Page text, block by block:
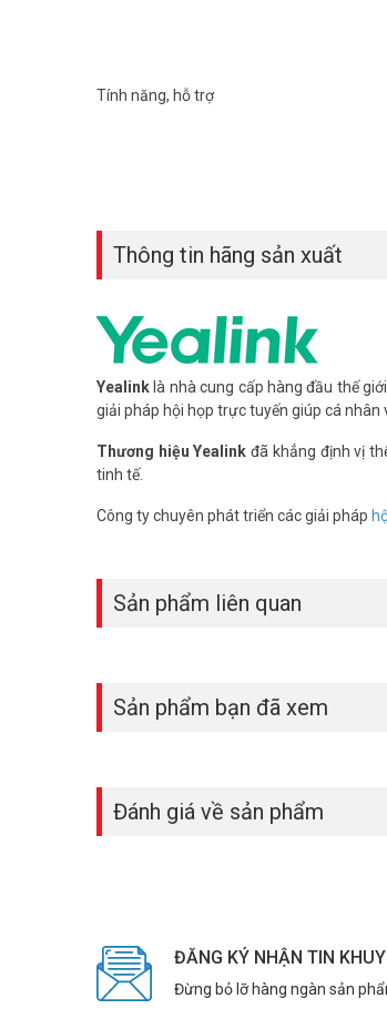
Tại sao Yealink WH62
WH62 Mono UC nổi bật với khả năng
thanh HD sắc nét, tích hợp công nghệ
Thiết kế của tai nghe này không chỉ tiện
điều chỉnh linh hoạt giúp bạn tập trung
với các nền tảng UC phổ biến như
*** Xem thêm: Thiết bị hội nghị
Những lợi ích vượt trội khi
là vấn đề. Sản phẩm sử dụng công
Tính năng, hỗ trợ
Thông tin hãng sản xuất
Yealinklà nhà cung cấp hàng đầu thế
giải pháp hội họp trực tuyến giúp cá
Thương hiệu Yealink đã khẳng định vị
tinh tế.
Công ty chuyên phát triển các giải pháp
Sản phẩm liên quan
Sản phẩm bạn đã xem
Đánh giá về sản phẩm
ĐĂNG KÝ NHẬN TIN
Đừng bỏ lỡ hàng ngàn sản